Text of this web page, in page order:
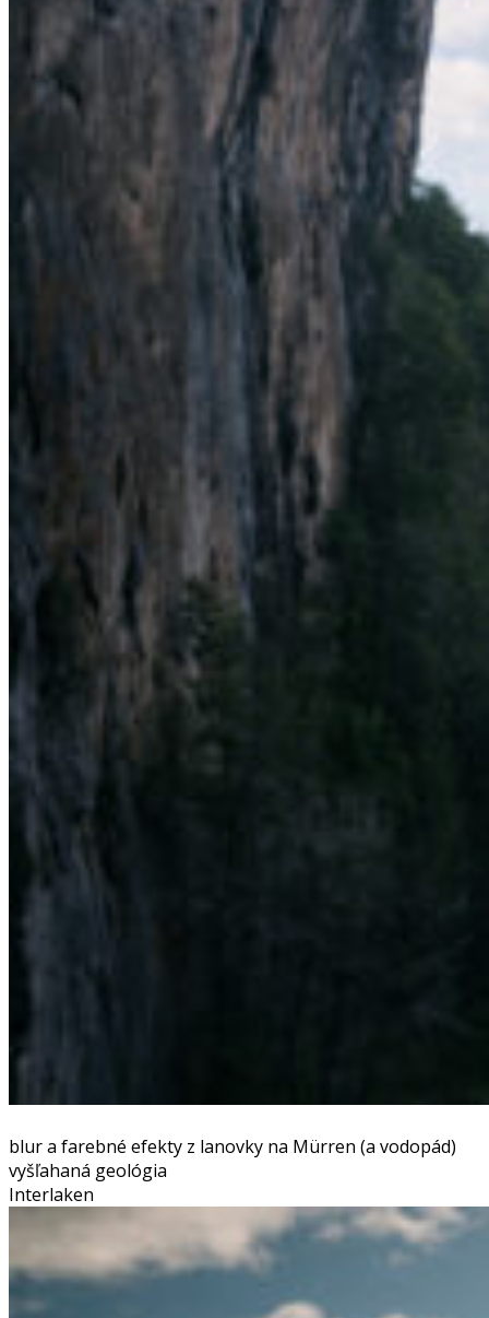
blur a farebné efekty z lanovky na Mürren (a vodopád)
vyšľahaná geológia
Interlaken